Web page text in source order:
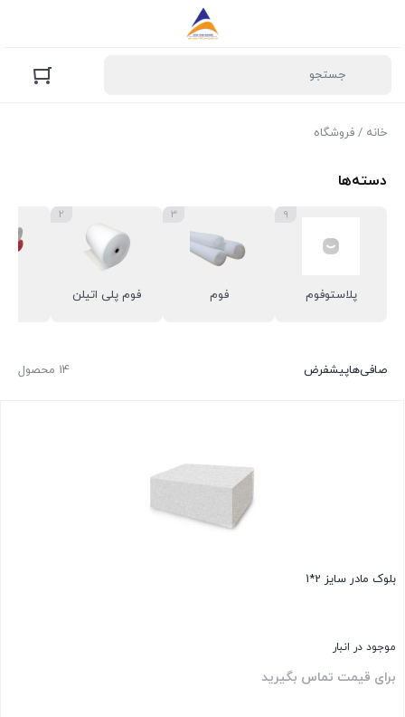
خانه / فروشگاه
دسته‌ها
پلاستوفوم
9
فوم
3
فوم پلی اتیلن
2
14 محصول صافی‌هاپیشفرض
بلوک مادر سایز 2*1
موجود در انبار
برای قیمت تماس بگیرید